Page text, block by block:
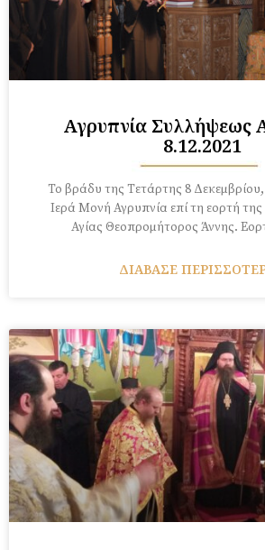
Αγρυπνία Συλλήψεως
8.12.2021
Το βράδυ της Τετάρτης 8
Ιερά Μονή Αγρυπνία επί τη εορτή
Αγίας Θεοπρομήτορος Άννης.
ΔΙΑΒΑΣΕ